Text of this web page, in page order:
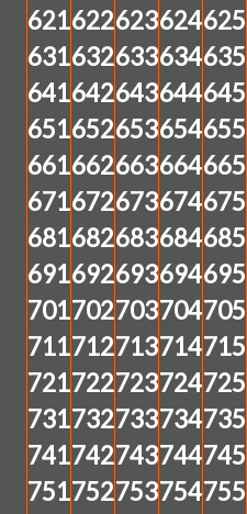
621622623624625
631632633634635
641642643644645
651652653654655
661662663664665
671672673674675
681682683684685
691692693694695
701702703704705
711712713714715
721722723724725
731732733734735
741742743744745
751752753754755